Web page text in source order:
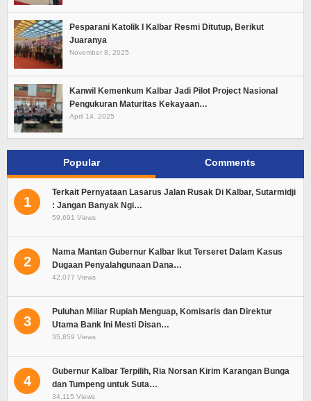
Pesparani Katolik I Kalbar Resmi Ditutup, Berikut
Juaranya
November 8, 2025
Kanwil Kemenkum Kalbar Jadi Pilot Project Nasional
Pengukuran Maturitas Kekayaan…
April 14, 2025
Popular Comments
1
Terkait Pernyataan Lasarus Jalan Rusak Di Kalbar, Sutarmidji
: Jangan Banyak Ngi…
59,691 Views
2
Nama Mantan Gubernur Kalbar Ikut Terseret Dalam Kasus
Dugaan Penyalahgunaan Dana…
42,077 Views
3
Puluhan Miliar Rupiah Menguap, Komisaris dan Direktur
Utama Bank Ini Mesti Disan…
35,859 Views
4
Gubernur Kalbar Terpilih, Ria Norsan Kirim Karangan Bunga
dan Tumpeng untuk Suta…
34,115 Views